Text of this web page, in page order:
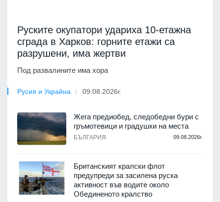
Руските окупатори удариха 10-етажна
сграда в Харков: горните етажи са
разрушени, има жертви
Под развалините има хора
Русия и Украйна 09.08.2026г.
Жега предиобед, следобедни бури с
гръмотевици и градушки на места
БЪЛГАРИЯ 09.08.2026г.
Британският кралски флот
предупреди за засилена руска
активност във водите около
Обединеното кралство